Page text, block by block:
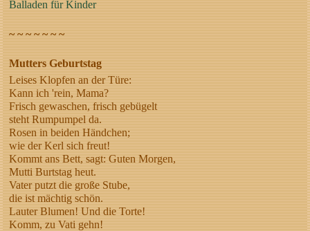
Balladen für Kinder
~ ~ ~ ~ ~ ~ ~
Mutters Geburtstag
Leises Klopfen an der Türe:
Kann ich 'rein, Mama?
Frisch gewaschen, frisch gebügelt
steht Rumpumpel da.
Rosen in beiden Händchen;
wie der Kerl sich freut!
Kommt ans Bett, sagt: Guten Morgen,
Mutti Burtstag heut.
Vater putzt die große Stube,
die ist mächtig schön.
Lauter Blumen! Und die Torte!
Komm, zu Vati gehn!